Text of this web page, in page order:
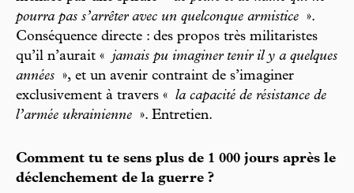
pourra pas s’arrêter avec un quelconque armistice ».
Conséquence directe : des propos très militaristes
qu’il n’aurait « jamais pu imaginer tenir il y a quelques
années », et un avenir contraint de s’imaginer
exclusivement à travers « la capacité de résistance de
l’armée ukrainienne ». Entretien.
Comment tu te sens plus de 1 000 jours après le
déclenchement de la guerre ?